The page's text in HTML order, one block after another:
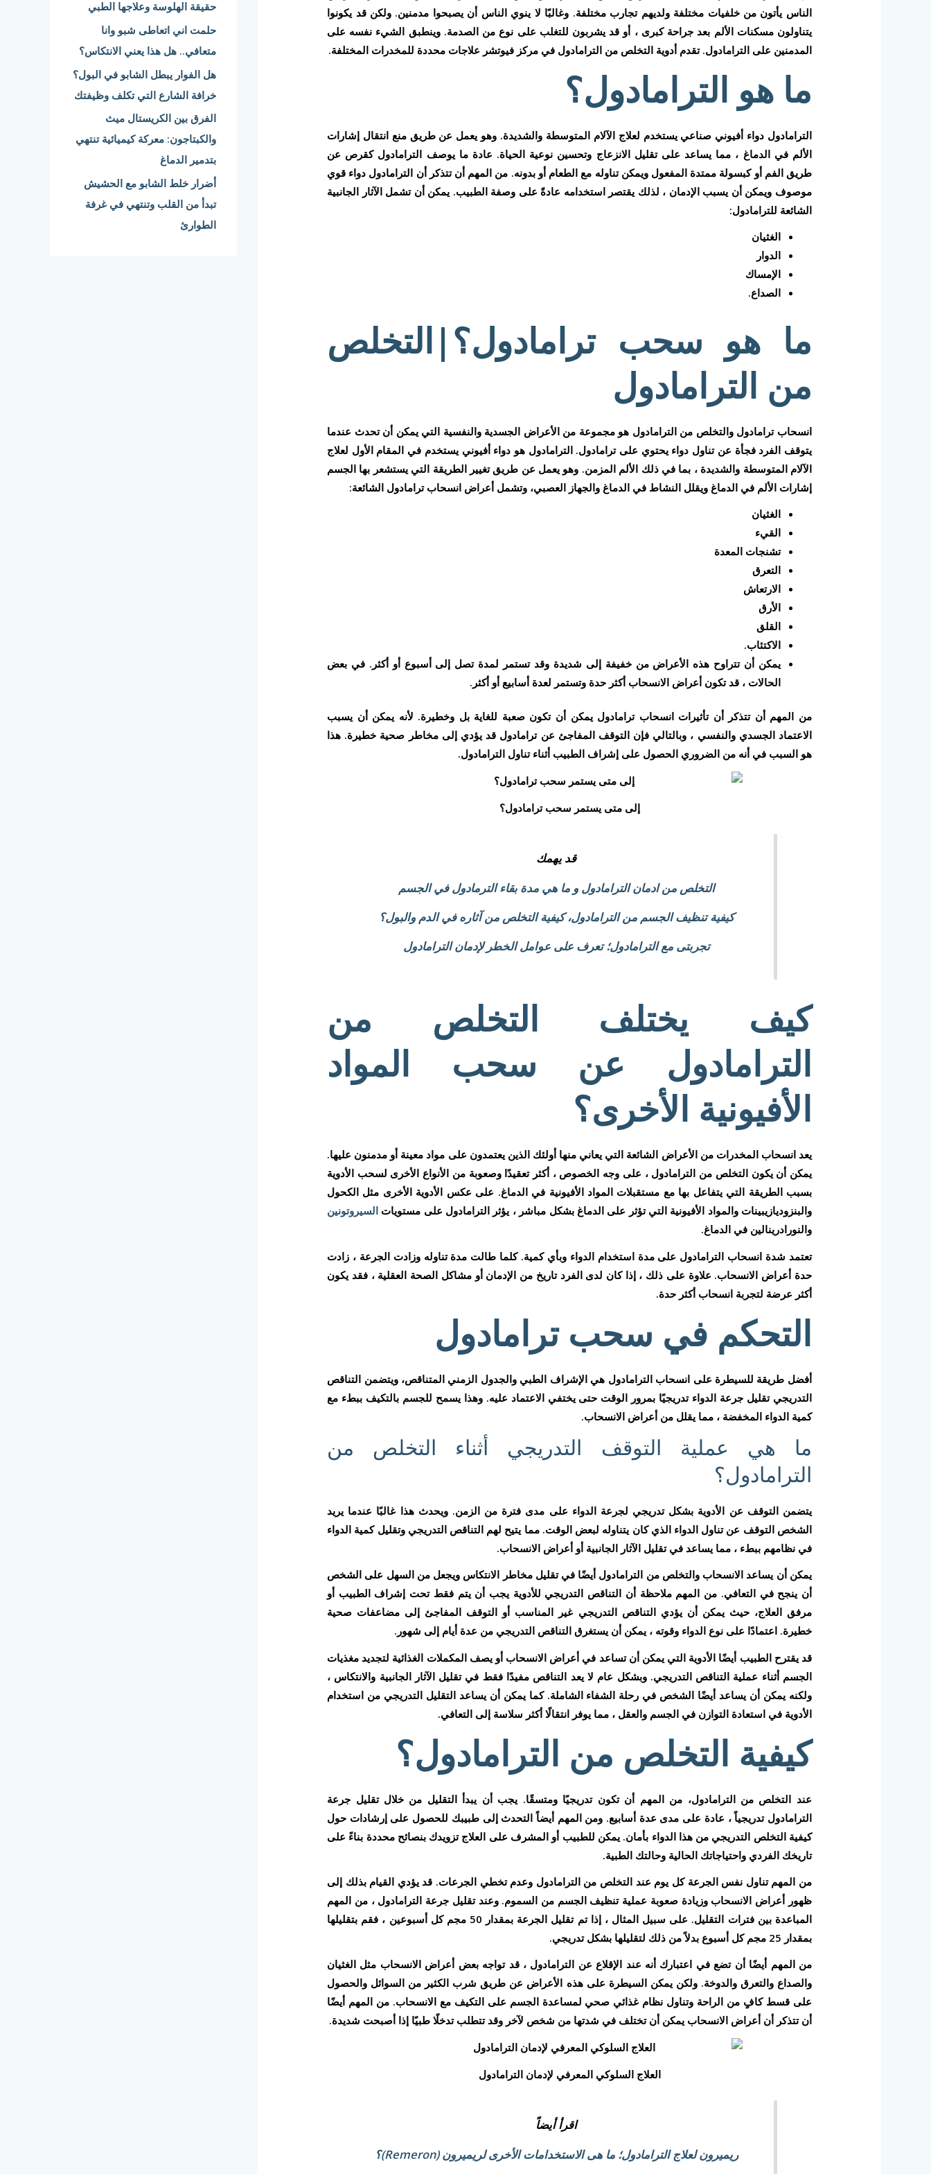
الناس يأتون من خلفيات مختلفة ولديهم تجارب مختلفة. وغالبًا لا ينوي الناس أن يصبحوا مدمنين. ولكن قد يكونوا
يتناولون مسكنات الألم بعد جراحة كبرى ، أو قد يشربون للتغلب على نوع من الصدمة. وينطبق الشيء نفسه على
المدمنين على الترامادول. تقدم أدوية التخلص من الترامادول في مركز فيوتشر علاجات محددة للمخدرات المختلفة.
ما هو الترامادول؟
الترامادول دواء أفيوني صناعي يستخدم لعلاج الآلام المتوسطة والشديدة. وهو يعمل عن طريق منع انتقال إشارات
الألم في الدماغ ، مما يساعد على تقليل الانزعاج وتحسين نوعية الحياة. عادة ما يوصف الترامادول كقرص عن
طريق الفم أو كبسولة ممتدة المفعول ويمكن تناوله مع الطعام أو بدونه. من المهم أن تتذكر أن الترامادول دواء قوي
موصوف ويمكن أن يسبب الإدمان ، لذلك يقتصر استخدامه عادةً على وصفة الطبيب. يمكن أن تشمل الآثار الجانبية
الشائعة للترامادول:
الغثيان
الدوار
الإمساك
الصداع.
ما هو سحب ترامادول؟|التخلص
من الترامادول
انسحاب ترامادول والتخلص من الترامادول هو مجموعة من الأعراض الجسدية والنفسية التي يمكن أن تحدث عندما
يتوقف الفرد فجأة عن تناول دواء يحتوي على ترامادول. الترامادول هو دواء أفيوني يستخدم في المقام الأول لعلاج
الآلام المتوسطة والشديدة ، بما في ذلك الألم المزمن. وهو يعمل عن طريق تغيير الطريقة التي يستشعر بها الجسم
إشارات الألم في الدماغ ويقلل النشاط في الدماغ والجهاز العصبي، وتشمل أعراض انسحاب ترامادول الشائعة:
الغثيان
القيء
تشنجات المعدة
التعرق
الارتعاش
الأرق
القلق
الاكتئاب.
يمكن أن تتراوح هذه الأعراض من خفيفة إلى شديدة وقد تستمر لمدة تصل إلى أسبوع أو أكثر. في بعض
الحالات ، قد تكون أعراض الانسحاب أكثر حدة وتستمر لعدة أسابيع أو أكثر.
من المهم أن تتذكر أن تأثيرات انسحاب ترامادول يمكن أن تكون صعبة للغاية بل وخطيرة. لأنه يمكن أن يسبب
الاعتماد الجسدي والنفسي ، وبالتالي فإن التوقف المفاجئ عن ترامادول قد يؤدي إلى مخاطر صحية خطيرة. هذا
هو السبب في أنه من الضروري الحصول على إشراف الطبيب أثناء تناول الترامادول.
إلى متى يستمر سحب ترامادول؟
قد يهمك
التخلص من ادمان الترامادول و ما هي مدة بقاء الترمادول في الجسم
كيفية تنظيف الجسم من الترامادول، كيفية التخلص من آثاره في الدم والبول؟
تجربتى مع الترامادول؛ تعرف على عوامل الخطر لإدمان الترامادول
كيف يختلف التخلص من
الترامادول عن سحب المواد
الأفيونية الأخرى؟
يعد انسحاب المخدرات من الأعراض الشائعة التي يعاني منها أولئك الذين يعتمدون على مواد معينة أو مدمنون عليها.
يمكن أن يكون التخلص من الترامادول ، على وجه الخصوص ، أكثر تعقيدًا وصعوبة من الأنواع الأخرى لسحب الأدوية
بسبب الطريقة التي يتفاعل بها مع مستقبلات المواد الأفيونية في الدماغ. على عكس الأدوية الأخرى مثل الكحول
والبنزوديازيبينات والمواد الأفيونية التي تؤثر على الدماغ بشكل مباشر ، يؤثر الترامادول على مستويات السيروتونين
والنورادرينالين في الدماغ.
تعتمد شدة انسحاب الترامادول على مدة استخدام الدواء وبأي كمية. كلما طالت مدة تناوله وزادت الجرعة ، زادت
حدة أعراض الانسحاب. علاوة على ذلك ، إذا كان لدى الفرد تاريخ من الإدمان أو مشاكل الصحة العقلية ، فقد يكون
أكثر عرضة لتجربة انسحاب أكثر حدة.
التحكم في سحب ترامادول
أفضل طريقة للسيطرة على انسحاب الترامادول هي الإشراف الطبي والجدول الزمني المتناقص، ويتضمن التناقص
التدريجي تقليل جرعة الدواء تدريجيًا بمرور الوقت حتى يختفي الاعتماد عليه. وهذا يسمح للجسم بالتكيف ببطء مع
كمية الدواء المخفضة ، مما يقلل من أعراض الانسحاب.
ما هي عملية التوقف التدريجي أثناء التخلص من
الترامادول؟
يتضمن التوقف عن الأدوية بشكل تدريجي لجرعة الدواء على مدى فترة من الزمن. ويحدث هذا غالبًا عندما يريد
الشخص التوقف عن تناول الدواء الذي كان يتناوله لبعض الوقت. مما يتيح لهم التناقص التدريجي وتقليل كمية الدواء
في نظامهم ببطء ، مما يساعد في تقليل الآثار الجانبية أو أعراض الانسحاب.
يمكن أن يساعد الانسحاب والتخلص من الترامادول أيضًا في تقليل مخاطر الانتكاس ويجعل من السهل على الشخص
أن ينجح في التعافي. من المهم ملاحظة أن التناقص التدريجي للأدوية يجب أن يتم فقط تحت إشراف الطبيب أو
مرفق العلاج، حيث يمكن أن يؤدي التناقص التدريجي غير المناسب أو التوقف المفاجئ إلى مضاعفات صحية
خطيرة. اعتمادًا على نوع الدواء وقوته ، يمكن أن يستغرق التناقص التدريجي من عدة أيام إلى شهور.
قد يقترح الطبيب أيضًا الأدوية التي يمكن أن تساعد في أعراض الانسحاب أو يصف المكملات الغذائية لتجديد مغذيات
الجسم أثناء عملية التناقص التدريجي. وبشكل عام لا يعد التناقص مفيدًا فقط في تقليل الآثار الجانبية والانتكاس ،
ولكنه يمكن أن يساعد أيضًا الشخص في رحلة الشفاء الشاملة. كما يمكن أن يساعد التقليل التدريجي من استخدام
الأدوية في استعادة التوازن في الجسم والعقل ، مما يوفر انتقالًا أكثر سلاسة إلى التعافي.
كيفية التخلص من الترامادول؟
عند التخلص من الترامادول، من المهم أن تكون تدريجيًا ومتسقًا. يجب أن يبدأ التقليل من خلال تقليل جرعة
الترامادول تدريجياً ، عادة على مدى عدة أسابيع. ومن المهم أيضاً التحدث إلى طبيبك للحصول على إرشادات حول
كيفية التخلص التدريجي من هذا الدواء بأمان. يمكن للطبيب أو المشرف على العلاج تزويدك بنصائح محددة بناءً على
تاريخك الفردي واحتياجاتك الحالية وحالتك الطبية.
من المهم تناول نفس الجرعة كل يوم عند التخلص من الترامادول وعدم تخطي الجرعات. قد يؤدي القيام بذلك إلى
ظهور أعراض الانسحاب وزيادة صعوبة عملية تنظيف الجسم من السموم. وعند تقليل جرعة الترامادول ، من المهم
المباعدة بين فترات التقليل. على سبيل المثال ، إذا تم تقليل الجرعة بمقدار 50 مجم كل أسبوعين ، فقم بتقليلها
بمقدار 25 مجم كل أسبوع بدلاً من ذلك لتقليلها بشكل تدريجي.
من المهم أيضًا أن تضع في اعتبارك أنه عند الإقلاع عن الترامادول ، قد تواجه بعض أعراض الانسحاب مثل الغثيان
والصداع والتعرق والدوخة. ولكن يمكن السيطرة على هذه الأعراض عن طريق شرب الكثير من السوائل والحصول
على قسط كافٍ من الراحة وتناول نظام غذائي صحي لمساعدة الجسم على التكيف مع الانسحاب. من المهم أيضًا
أن تتذكر أن أعراض الانسحاب يمكن أن تختلف في شدتها من شخص لآخر وقد تتطلب تدخلًا طبيًا إذا أصبحت شديدة.
العلاج السلوكي المعرفي لإدمان الترامادول
اقرأ أيضاً
ريميرون لعلاج الترامادول؛ ما هى الاستخدامات الأخرى لريميرون (Remeron)؟
:
حقيقة الهلوسة وعلاجها الطبي
حلمت اني اتعاطى شبو وانا
متعافي.. هل هذا يعني الانتكاس؟
هل الفوار يبطل الشابو في البول؟
خرافة الشارع التي تكلف وظيفتك
الفرق بين الكريستال ميث
والكبتاجون: معركة كيميائية تنتهي
بتدمير الدماغ
أضرار خلط الشابو مع الحشيش
تبدأ من القلب وتنتهي في غرفة
الطوارئ